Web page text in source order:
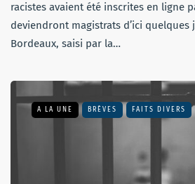
racistes avaient été inscrites en ligne
deviendront magistrats d’ici quelques
Bordeaux, saisi par la…
A LA UNE BRÈVES FAITS DIVERS